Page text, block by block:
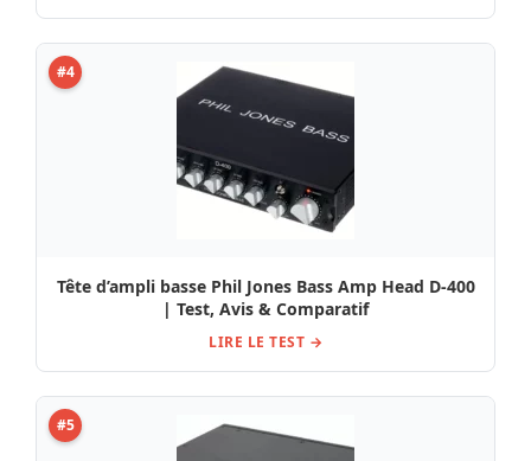
#4
Tête d’ampli basse Phil Jones Bass Amp Head D-400
| Test, Avis & Comparatif
LIRE LE TEST →
#5